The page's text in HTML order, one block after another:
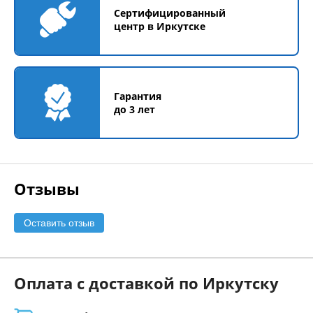
Сертифицированный
центр в Иркутске
Гарантия
до 3 лет
Отзывы
Оставить отзыв
Оплата с доставкой по Иркутску